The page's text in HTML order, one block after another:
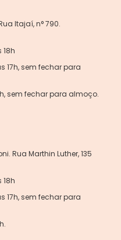
Itajaí, n° 790.
18h
17h, sem fechar para
sem fechar para almoço.
Rua Marthin Luther, 135
18h
17h, sem fechar para